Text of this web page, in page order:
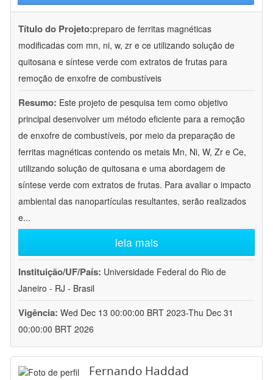
Título do Projeto:preparo de ferritas magnéticas
modificadas com mn, ni, w, zr e ce utilizando solução de
quitosana e síntese verde com extratos de frutas para
remoção de enxofre de combustíveis
Resumo: Este projeto de pesquisa tem como objetivo
principal desenvolver um método eficiente para a remoção
de enxofre de combustíveis, por meio da preparação de
ferritas magnéticas contendo os metais Mn, Ni, W, Zr e Ce,
utilizando solução de quitosana e uma abordagem de
síntese verde com extratos de frutas. Para avaliar o impacto
ambiental das nanopartículas resultantes, serão realizados
e...
leia mais
Instituição/UF/País: Universidade Federal do Rio de
Janeiro - RJ - Brasil
Vigência: Wed Dec 13 00:00:00 BRT 2023-Thu Dec 31
00:00:00 BRT 2026
Fernando Haddad